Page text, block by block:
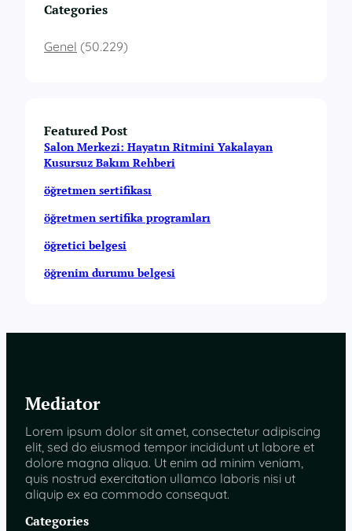
Categories
Genel (50.229)
Featured Post
Salon Merkezi: Hayatın Ritmini Yakalayan
Kusursuz Bakım Rehberi
öğretmen sertifikası
öğretmen sertifika programları
öğretici belgesi
öğrenim durumu belgesi
Mediator
Lorem ipsum dolor sit amet, consectetur adipiscing
elit, sed do eiusmod tempor incididunt ut labore et
dolore magna aliqua. Ut enim ad minim veniam,
quis nostrud exercitation ullamco laboris nisi ut
aliquip ex ea commodo consequat.
Categories